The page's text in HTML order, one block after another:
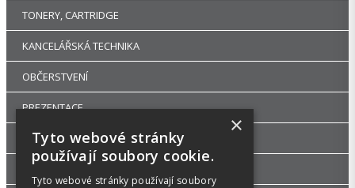
TONERY, CARTRIDGE
KANCELÁŘSKÁ TECHNIKA
OBČERSTVENÍ
PREZENTACE
DROGERIE
KANCELÁŘSKÝ NÁBYTEK
×
Tyto webové stránky
používají soubory cookie.
Tyto webové stránky používají soubory